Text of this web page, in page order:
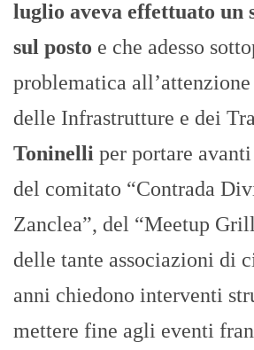
luglio aveva effettuato un
sul posto e che adesso
problematica
delle Infrastrutture e dei
Toninelli per portare
del comitato “Contrada
Zanclea”, del “Meetup
delle tante associazioni di
anni chiedono interventi
mettere fine agli eventi